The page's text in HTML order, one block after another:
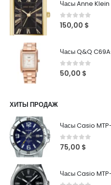
Часы Anne Klein
0out of 5
150,00 $
Часы Q&Q
0out of 5
50,00 $
ХИТЫ ПРОДАЖ
Часы Casio
0out of 5
75,00 $
Часы Casio